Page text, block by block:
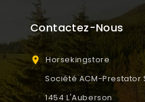
Contactez-Nous
 Horsekingstore
Société ACM-Prestator
1454 L'Auberson